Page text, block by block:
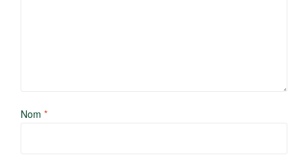
Nom *